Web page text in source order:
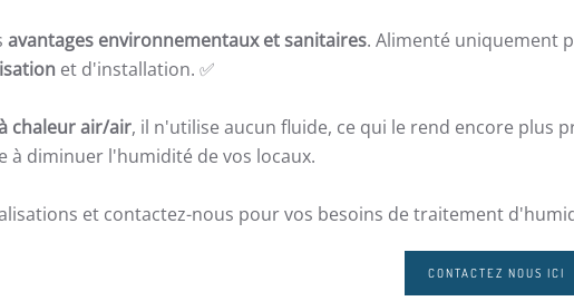
avantages environnementaux et sanitaires. Alimenté uniquement
et d'installation. ✅
chaleur air/air, il n'utilise aucun fluide, ce qui le rend encore plus
à diminuer l'humidité de vos locaux.
et contactez-nous pour vos besoins de traitement
CONTACTEZ NOUS ICI